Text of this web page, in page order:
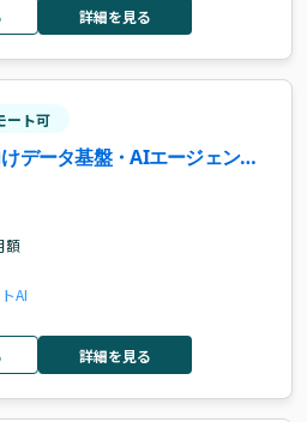
詳細を見る
ート可
データ基盤・AIエージェント
額
AI
詳細を見る